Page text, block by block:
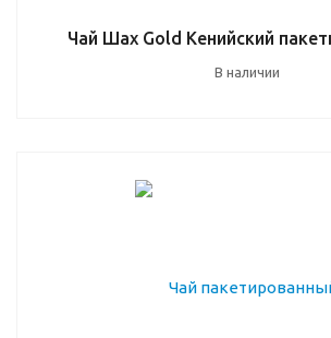
Чай Шах Gold Кенийский
В наличии